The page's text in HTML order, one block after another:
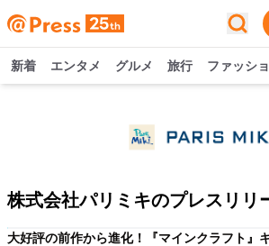
新着 エンタメ グルメ 旅行 ファッシ
株式会社パリミキのプレスリリ
大好評の前作から進化！『マインクラフト』